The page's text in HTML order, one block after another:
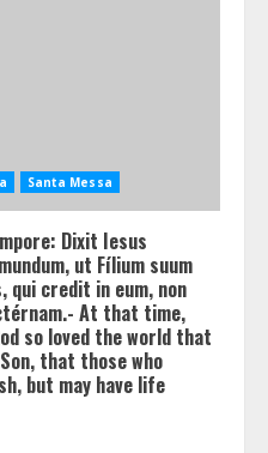
Santa Messa
Dixit Iesus
ut Fílium suum
qui credit in eum, non
At that time,
so loved the world that
that those who
but may have life